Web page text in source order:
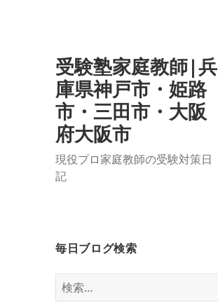
受験塾家庭教師|兵
庫県神戸市・姫路
市・三田市・大阪
府大阪市
現役プロ家庭教師の受験対策日
記
毎日ブログ検索
検
索: